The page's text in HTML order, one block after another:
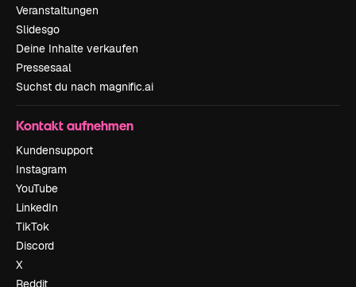
Veranstaltungen
Slidesgo
Deine Inhalte verkaufen
Pressesaal
Suchst du nach magnific.ai
Kontakt aufnehmen
Kundensupport
Instagram
YouTube
LinkedIn
TikTok
Discord
X
Reddit